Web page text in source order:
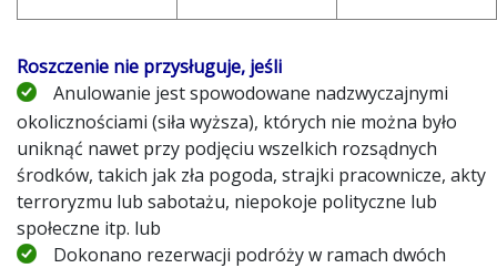
Roszczenie nie przysługuje, jeśli
Anulowanie jest spowodowane nadzwyczajnymi
okolicznościami (siła wyższa), których nie można było
uniknąć nawet przy podjęciu wszelkich rozsądnych
środków, takich jak zła pogoda, strajki pracownicze, akty
terroryzmu lub sabotażu, niepokoje polityczne lub
społeczne itp. lub
Dokonano rezerwacji podróży w ramach dwóch